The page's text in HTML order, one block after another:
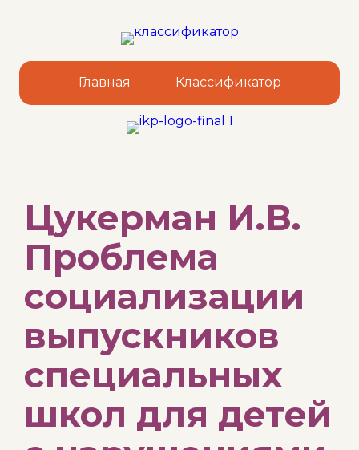
Главная Классификатор
Цукерман И.В.
Проблема
социализации
выпускников
специальных
школ для детей